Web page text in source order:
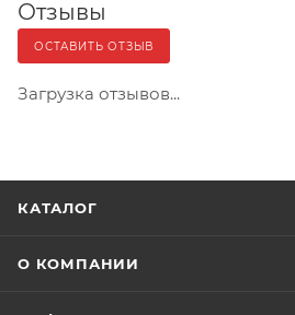
Отзывы
ОСТАВИТЬ ОТЗЫВ
Загрузка отзывов...
КАТАЛОГ
О КОМПАНИИ